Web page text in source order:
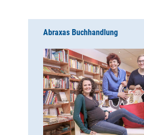
Abraxas Buchhandlung